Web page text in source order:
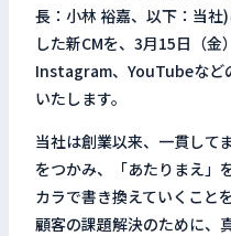
JP
検索キーワードを入力
長：小林 裕嘉、以下：当
した新CMを、3月15日（金
Instagram、YouTubeなど
いたします。
当社は創業以来、一貫して
をつかみ、「あたりまえ」
カラで書き換えていくこと
顧客の課題解決のために、